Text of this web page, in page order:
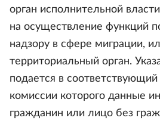
орган исполнительной
на осуществление функций
надзору в сфере миграции,
территориальный орган.
подается в
комиссии которого данные
гражданин или лицо без